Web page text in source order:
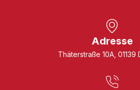
Adresse
Thäterstraße 10A, 01139